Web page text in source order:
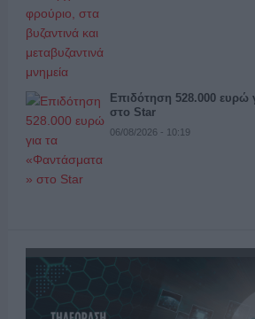
Επιδότηση 528.000 ευρώ
στο Star
06/08/2026 - 10:19